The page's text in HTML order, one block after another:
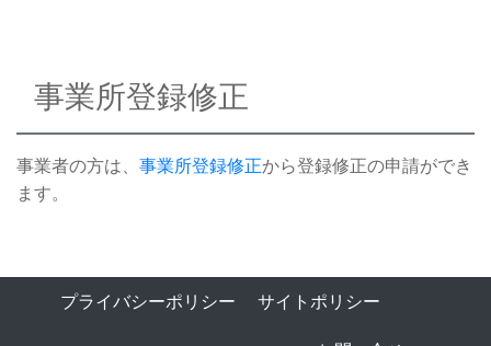
事業所登録修正
事業者の方は、 事業所登録修正から登録修正の申請ができ
ます。
プライバシーポリシー サイトポリシー